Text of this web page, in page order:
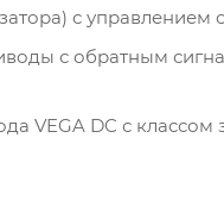
с управлением
с обратным
VEGA DC с классом